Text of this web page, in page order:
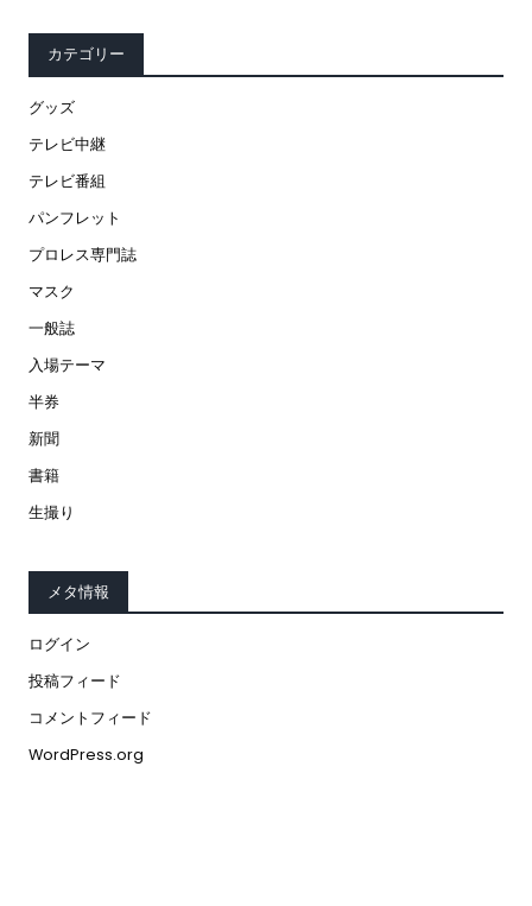
カテゴリー
グッズ
テレビ中継
テレビ番組
パンフレット
プロレス専門誌
マスク
一般誌
入場テーマ
半券
新聞
書籍
生撮り
メタ情報
ログイン
投稿フィード
コメントフィード
WordPress.org